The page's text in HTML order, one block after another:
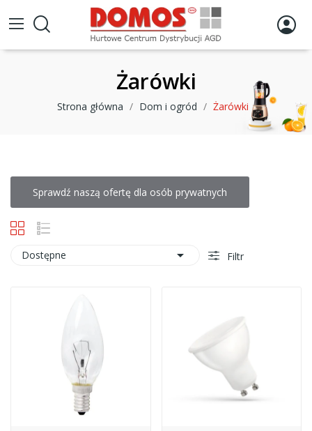
Żarówki
Strona główna Dom i ogród Żarówki
Sprawdź naszą ofertę dla osób prywatnych
Dostępne  Filtr